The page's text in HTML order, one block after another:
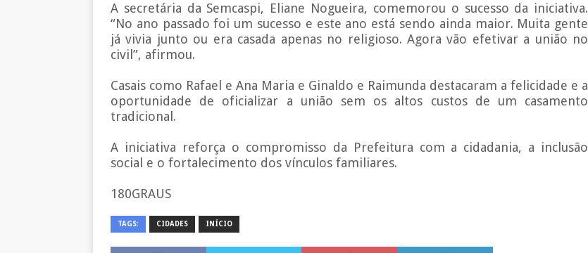
A secretária da Semcaspi, Eliane Nogueira, comemorou o sucesso da iniciativa.
“No ano passado foi um sucesso e este ano está sendo ainda maior. Muita gente
já vivia junto ou era casada apenas no religioso. Agora vão efetivar a união no
civil”, afirmou.
Casais como Rafael e Ana Maria e Ginaldo e Raimunda destacaram a felicidade e a
oportunidade de oficializar a união sem os altos custos de um casamento
tradicional.
A iniciativa reforça o compromisso da Prefeitura com a cidadania, a inclusão
social e o fortalecimento dos vínculos familiares.
180GRAUS
TAGS: CIDADES INÍCIO